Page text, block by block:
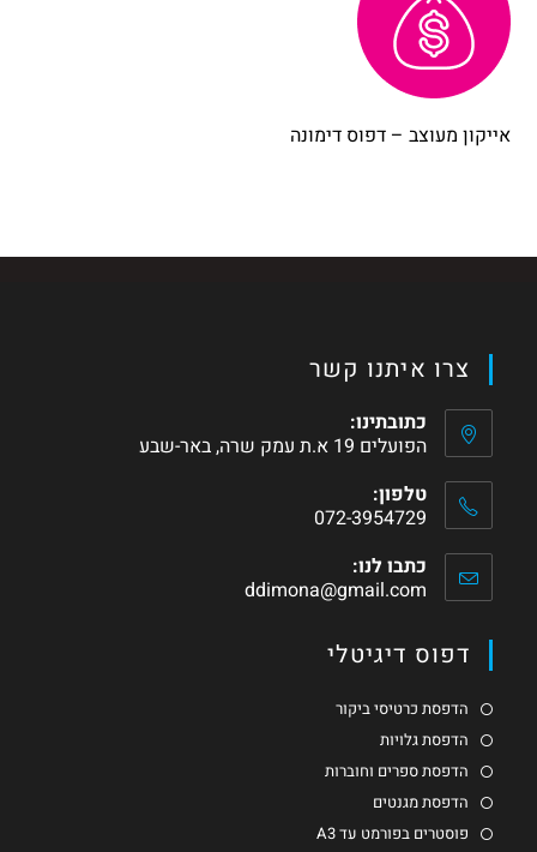
אייקון מעוצב – דפוס דימונה
צרו איתנו קשר
כתובתינו:
הפועלים 19 א.ת עמק שרה, באר-שבע
טלפון:
072-3954729
כתבו לנו:
ddimona@gmail.com
דפוס דיגיטלי
הדפסת כרטיסי ביקור
הדפסת גלויות
הדפסת ספרים וחוברות
הדפסת מגנטים
פוסטרים בפורמט עד A3